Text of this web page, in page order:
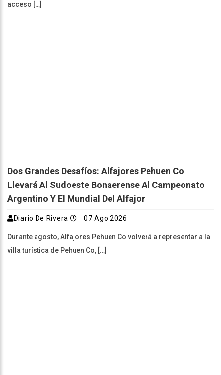
acceso […]
Dos Grandes Desafíos: Alfajores Pehuen Co
Llevará Al Sudoeste Bonaerense Al Campeonato
Argentino Y El Mundial Del Alfajor
Diario De Rivera 07 Ago 2026
Durante agosto, Alfajores Pehuen Co volverá a representar a la
villa turística de Pehuen Co, […]